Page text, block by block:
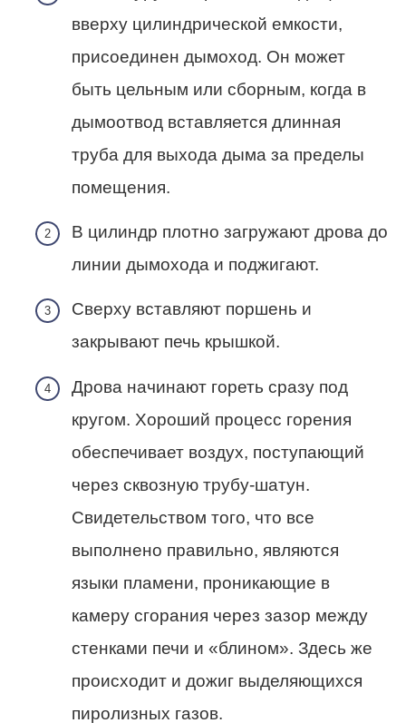
вверху цилиндрической емкости,
присоединен дымоход. Он может
быть цельным или сборным, когда в
дымоотвод вставляется длинная
труба для выхода дыма за пределы
помещения.
В цилиндр плотно загружают дрова до
линии дымохода и поджигают.
Сверху вставляют поршень и
закрывают печь крышкой.
Дрова начинают гореть сразу под
кругом. Хороший процесс горения
обеспечивает воздух, поступающий
через сквозную трубу-шатун.
Свидетельством того, что все
выполнено правильно, являются
языки пламени, проникающие в
камеру сгорания через зазор между
стенками печи и «блином». Здесь же
происходит и дожиг выделяющихся
пиролизных газов.